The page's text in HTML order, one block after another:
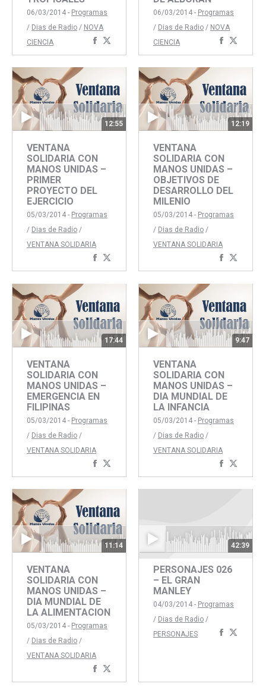
06/03/2014 - Programas
/ Dias de Radio / NOVA
CIENCIA
Compartir
con
Facebook
con
Twitter
06/03/2014 - Programas
/ Dias de Radio / NOVA
CIENCIA
Compartir
concon
12:55
VENTANA
SOLIDARIA CON
MANOS UNIDAS –
PRIMER
PROYECTO DEL
EJERCICIO
05/03/2014 - Programas
/ Dias de Radio /
VENTANA SOLIDARIA
Compartir
con
Facebook
con
Twitter
12:19
VENTANA
SOLIDARIA CON
MANOS UNIDAS –
OBJETIVOS DE
DESARROLLO DEL
MILENIO
05/03/2014 - Programas
/ Dias de Radio /
VENTANA SOLIDARIA
Compartir
concon
17:44
VENTANA
SOLIDARIA CON
MANOS UNIDAS –
EMERGENCIA EN
FILIPINAS
05/03/2014 - Programas
/ Dias de Radio /
VENTANA SOLIDARIA
Compartir
con
Facebook
con
Twitter
9:47
VENTANA
SOLIDARIA CON
MANOS UNIDAS –
DIA MUNDIAL DE
LA INFANCIA
05/03/2014 - Programas
/ Dias de Radio /
VENTANA SOLIDARIA
Compartir
concon
11:14
VENTANA
SOLIDARIA CON
MANOS UNIDAS –
DIA MUNDIAL DE
LA ALIMENTACION
05/03/2014 - Programas
/ Dias de Radio /
VENTANA SOLIDARIA
Compartir
concon
42:39
PERSONAJES 026
– EL GRAN
MANLEY
04/03/2014 - Programas
/ Dias de Radio /
PERSONAJES
Compartir